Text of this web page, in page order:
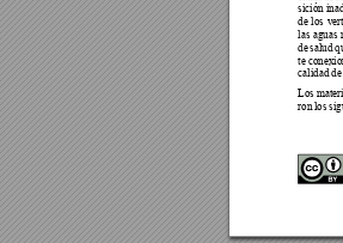
sición
de los
las aguas
de salud
te
calidad
Los
ron los